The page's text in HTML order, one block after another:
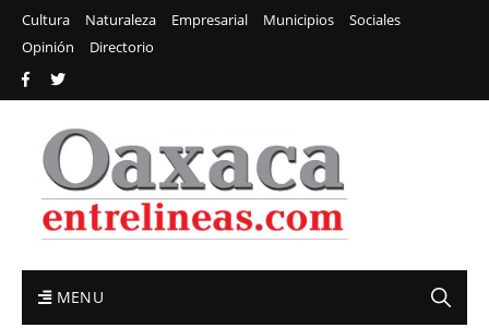
Cultura Naturaleza Empresarial Municipios
Sociales
Opinión
Directorio
MENU